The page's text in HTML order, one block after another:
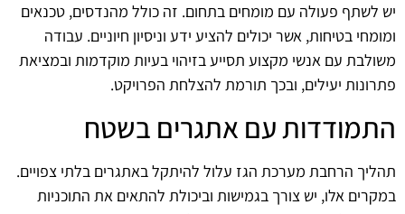
יש לשתף פעולה עם מומחים בתחום. זה כולל מהנדסים, טכנאים
ומומחי בטיחות, אשר יכולים להציע ידע וניסיון חיוניים. עבודה
משולבת עם אנשי מקצוע תסייע בזיהוי בעיות מוקדמות ובמציאת
פתרונות יעילים, ובכך תורמת להצלחת הפרויקט.
התמודדות עם אתגרים בשטח
תהליך הרחבת מערכת הגז עלול להיתקל באתגרים בלתי צפויים.
במקרים אלו, יש צורך בגמישות וביכולת להתאים את התוכניות